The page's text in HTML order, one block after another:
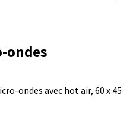
ondes
ondes avec hot air, 60 x 45